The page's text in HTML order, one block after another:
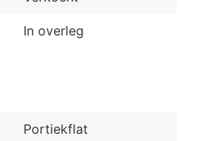
In overleg
Portiekflat